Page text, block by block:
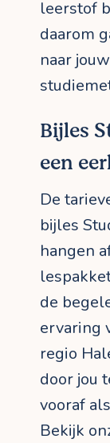
leerstof
daarom
naar
Bijles
een
De
bijles
hangen
de
ervaring
regio
door jou
vooraf
Bekijk